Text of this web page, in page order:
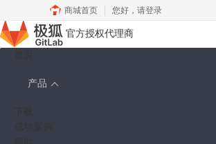
商城首页 您好， 请登录
官方授权代理商
产品